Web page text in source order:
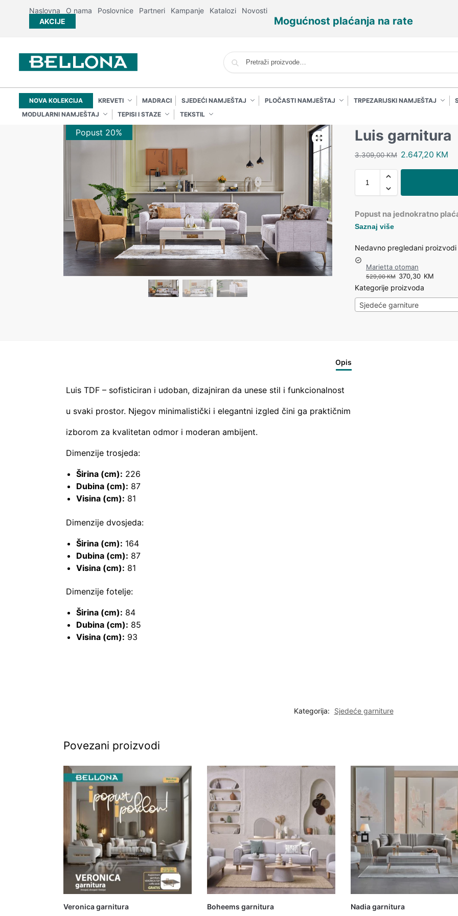
Naslovna O nama Poslovnice Partneri Kampanje Katalozi
Novosti
AKCIJE
Mogućnost plaćanja na rate
NOVA KOLEKCIJA KREVETI MADRACI SJEDEĆI NAMJEŠTAJ PLOČASTI NAMJEŠTAJ TRPEZARIJSKI NAMJEŠTAJ
MODULARNI NAMJEŠTAJ
TEPISI I STAZE TEKSTIL
Popust 20% Luis garnitura
3.309,00KM 2.647,20 KM
Popust na jednokratno
Saznaj više
Nedavno pregledani proizvodi
Marietta otoman
529,00KM 370,30 KM
Kategorije proizvoda
Sjedeće garniture
Opis
Luis TDF – sofisticiran i udoban, dizajniran da unese stil i funkcionalnost
u svaki prostor. Njegov minimalistički i elegantni izgled čini ga praktičnim
izborom za kvalitetan odmor i moderan ambijent.
Dimenzije trosjeda:
Širina (cm): 226
Dubina (cm): 87
Visina (cm): 81
Dimenzije dvosjeda:
Širina (cm): 164
Dubina (cm): 87
Visina (cm): 81
Dimenzije fotelje:
Širina (cm): 84
Dubina (cm): 85
Visina (cm): 93
Kategorija: Sjedeće garniture
Povezani proizvodi
Veronica garnitura Boheems garnitura Nadia garnitura